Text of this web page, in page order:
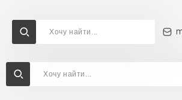
Доставка и оплата